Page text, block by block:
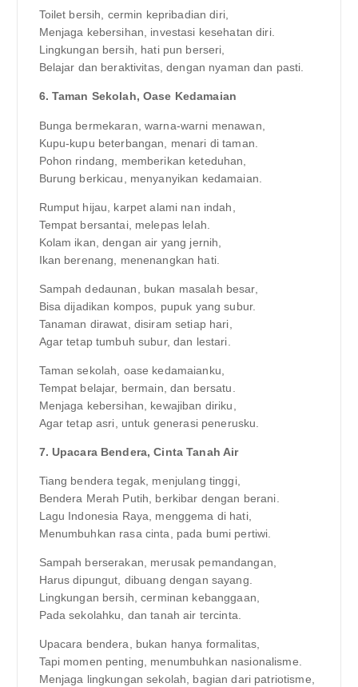
Toilet bersih, cermin kepribadian diri,
Menjaga kebersihan, investasi kesehatan diri.
Lingkungan bersih, hati pun berseri,
Belajar dan beraktivitas, dengan nyaman dan pasti.
6. Taman Sekolah, Oase Kedamaian
Bunga bermekaran, warna-warni menawan,
Kupu-kupu beterbangan, menari di taman.
Pohon rindang, memberikan keteduhan,
Burung berkicau, menyanyikan kedamaian.
Rumput hijau, karpet alami nan indah,
Tempat bersantai, melepas lelah.
Kolam ikan, dengan air yang jernih,
Ikan berenang, menenangkan hati.
Sampah dedaunan, bukan masalah besar,
Bisa dijadikan kompos, pupuk yang subur.
Tanaman dirawat, disiram setiap hari,
Agar tetap tumbuh subur, dan lestari.
Taman sekolah, oase kedamaianku,
Tempat belajar, bermain, dan bersatu.
Menjaga kebersihan, kewajiban diriku,
Agar tetap asri, untuk generasi penerusku.
7. Upacara Bendera, Cinta Tanah Air
Tiang bendera tegak, menjulang tinggi,
Bendera Merah Putih, berkibar dengan berani.
Lagu Indonesia Raya, menggema di hati,
Menumbuhkan rasa cinta, pada bumi pertiwi.
Sampah berserakan, merusak pemandangan,
Harus dipungut, dibuang dengan sayang.
Lingkungan bersih, cerminan kebanggaan,
Pada sekolahku, dan tanah air tercinta.
Upacara bendera, bukan hanya formalitas,
Tapi momen penting, menumbuhkan nasionalisme.
Menjaga lingkungan sekolah, bagian dari patriotisme,